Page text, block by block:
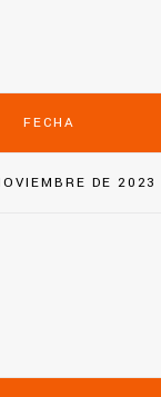
FECHA
DE 2023